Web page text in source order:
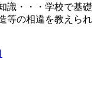
識・・・学校で基礎
等の相違を教えられ